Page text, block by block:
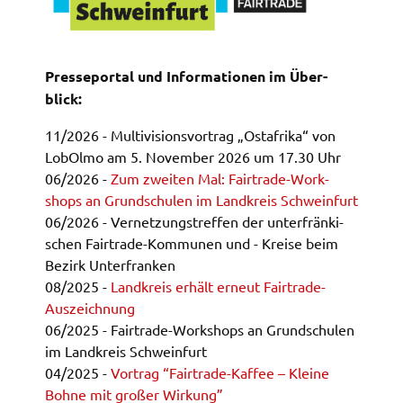
Pres­se­por­tal und Infor­ma­tio­nen im Über­
blick:
11/2026 - Multi­vi­si­ons­vor­trag „Ostafri­ka“ von
LobOl­mo am 5. Novem­ber 2026 um 17.30 Uhr
06/2026 - Zum zwei­ten Mal: Fair­tra­de-Work­
shops an Grund­schu­len im Land­kreis Schwein­furt
06/2026 - Vernet­zungs­tref­fen der unter­frän­ki­
schen Fair­tra­de-Kommu­nen und - Krei­se beim
Bezirk Unter­fran­ken
08/2025 - Land­kreis erhält erneut Fair­tra­de-
Auszeich­nung
06/2025 - Fair­tra­de-Work­shops an Grund­schu­len
im Land­kreis Schwein­furt
04/2025 - Vortrag “Fair­tra­de-Kaffee – Klei­ne
Bohne mit großer Wirkung”
Zweck:
Speicherung Einwilligung Datenschutzhinweise
1 Jahr
Frontend Benutzer
Name:
fe_typo_user
Anbieter:
Landratsamt Schweinfurt
Zweck:
Anonyme Klickzählung
Cookie Laufzeit:
Session